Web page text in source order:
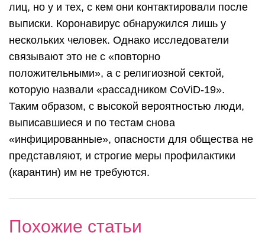
лиц, но у и тех, с кем они контактировали после
выписки. Коронавирус обнаружился лишь у
нескольких человек. Однако исследователи
связывают это не с «повторно
положительными», а с религиозной сектой,
которую назвали «рассадником CoViD-19».
Таким образом, с высокой вероятностью люди,
выписавшиеся и по тестам снова
«инфицированные», опасности для общества не
представляют, и строгие меры профилактики
(карантин) им не требуются.
Похожие статьи